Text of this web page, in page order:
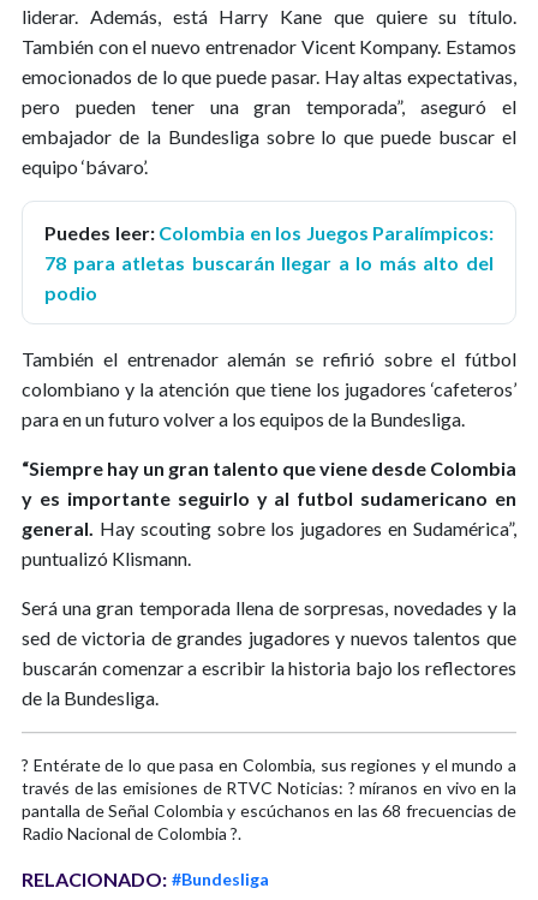
liderar. Además, está Harry Kane que quiere su título.
También con el nuevo entrenador Vicent Kompany. Estamos
emocionados de lo que puede pasar. Hay altas expectativas,
pero pueden tener una gran temporada”, aseguró el
embajador de la Bundesliga sobre lo que puede buscar el
equipo ‘bávaro’.
Puedes leer: Colombia en los Juegos Paralímpicos:
78 para atletas buscarán llegar a lo más alto del
podio
También el entrenador alemán se refirió sobre el fútbol
colombiano y la atención que tiene los jugadores ‘cafeteros’
para en un futuro volver a los equipos de la Bundesliga.
“Siempre hay un gran talento que viene desde Colombia
y es importante seguirlo y al futbol sudamericano en
general. Hay scouting sobre los jugadores en Sudamérica”,
puntualizó Klismann.
Será una gran temporada llena de sorpresas, novedades y la
sed de victoria de grandes jugadores y nuevos talentos que
buscarán comenzar a escribir la historia bajo los reflectores
de la Bundesliga.
? Entérate de lo que pasa en Colombia, sus regiones y el mundo a
través de las emisiones de RTVC Noticias: ? míranos en vivo en la
pantalla de Señal Colombia y escúchanos en las 68 frecuencias de
Radio Nacional de Colombia ?.
RELACIONADO: #Bundesliga